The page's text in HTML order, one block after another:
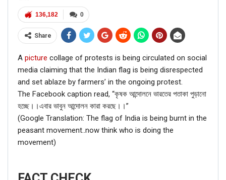
0
136,182
Share
A picture collage of protests is being circulated on social
media claiming that the Indian flag is being disrespected
and set ablaze by farmers’ in the ongoing protest.
The Facebook caption read, “কৃষক আন্দোলনে ভারতের পতাকা পুড়ানো
হচ্ছে।।এবার ভাবুন আন্দোলন কারা করছে।।”
(Google Translation: The flag of India is being burnt in the
peasant movement..now think who is doing the
movement)